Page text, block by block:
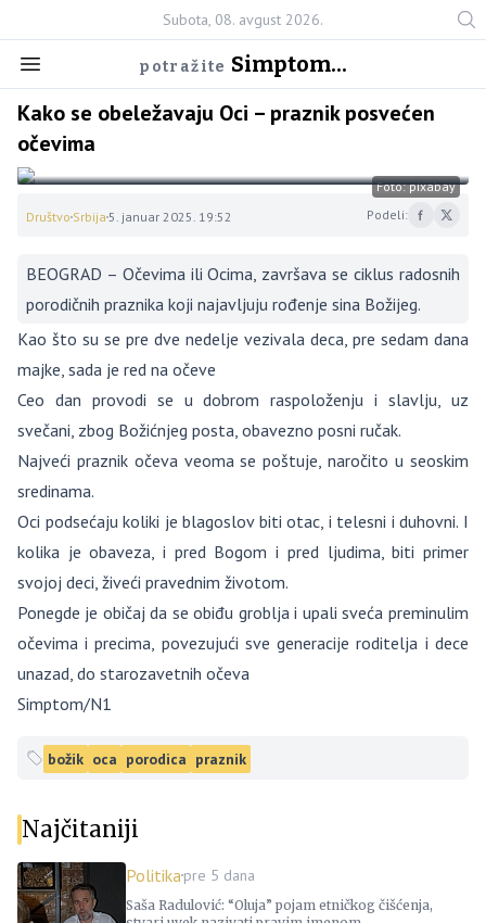
Subota, 08. avgust 2026.
potražite Simptom...
Kako se obeležavaju Oci – praznik posvećen
očevima
Foto: pixabay
Društvo Srbija 5. januar 2025. 19:52 Podeli:
BEOGRAD – Očevima ili Ocima, završava se ciklus radosnih
porodičnih praznika koji najavljuju rođenje sina Božijeg.
Kao što su se pre dve nedelje vezivala deca, pre sedam dana
majke, sada je red na očeve
Ceo dan provodi se u dobrom raspoloženju i slavlju, uz
svečani, zbog Božićnjeg posta, obavezno posni ručak.
Najveći praznik očeva veoma se poštuje, naročito u seoskim
sredinama.
Oci podsećaju koliki je blagoslov biti otac, i telesni i duhovni. I
kolika je obaveza, i pred Bogom i pred ljudima, biti primer
svojoj deci, živeći pravednim životom.
Ponegde je običaj da se obiđu groblja i upali sveća preminulim
očevima i precima, povezujući sve generacije roditelja i dece
unazad, do starozavetnih očeva
Simptom/N1
božik oca porodica praznik
Najčitaniji
Politikapre 5 dana
Saša Radulović: “Oluja” pojam etničkog čišćenja,